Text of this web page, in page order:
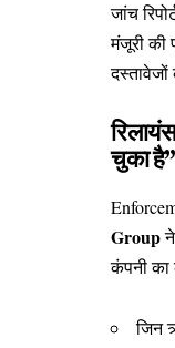
जांच
मंजूरी की
चुका है”
Group
कंपनी का
जिन